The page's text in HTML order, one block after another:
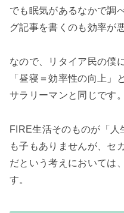
でも眠気があるなかで調
グ記事を書くのも効率が
なので、リタイア民の僕
「昼寝＝効率性の向上」
サラリーマンと同じです。
FIRE生活そのものが「人
も子もありませんが、セ
だという考えにおいては
す。